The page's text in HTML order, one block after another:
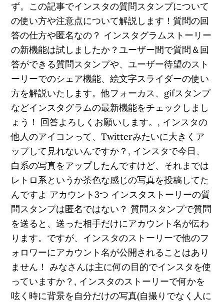
ず。この記事でインスタの質問スタンプについて
の使い方や注意点について解説します！質問の回
答の仕方や匿名なの？ インスタグラムストーリー
の新機能は試しましたか？ユーザー間で質問＆回
答ができる質問スタンプや、ユーザー待望のスト
ーリーでのシェア機能、絵文字スライダーの使い
方を解説いたします。他フォーカス、gifスタンプ
などインスタグラムの最新機能をチェックしまし
ょう！ 回答よろしくお願いします。, インスタの
他人のアイコンって、Twitterみたいに大きくア
ップして見れないんですか？, インスタで今日、
白系の写真をアップしたんですけど、それまでは
レトロ系というか茶色な感じの写真を投稿してた
んですよ アカウント3つ インスタストーリーの質
問スタンプは匿名ではない？ 質問スタンプで質問
を送ると、送った相手だけにアカウント名が伝わ
ります。ですが、インスタのストーリーで他のフ
ォロワーにアカウント名が公開されることはあり
ません！ みなさんは主に何の目的でインスタを使
っていますか？, インスタのストーリーで何かを
呟く時に背景を自分だけの写真(自撮りでなく人に